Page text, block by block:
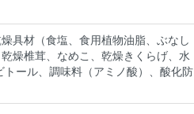
具材（食塩、食用植物油脂、ぶなし
燥椎茸、なめこ、乾燥きくらげ、水
ール、調味料（アミノ酸）、酸化防